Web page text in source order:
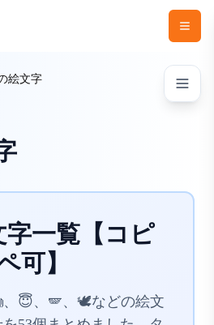
絵文字
字一覧【コピ
可】
、😇、🪽、🕊️などの絵文